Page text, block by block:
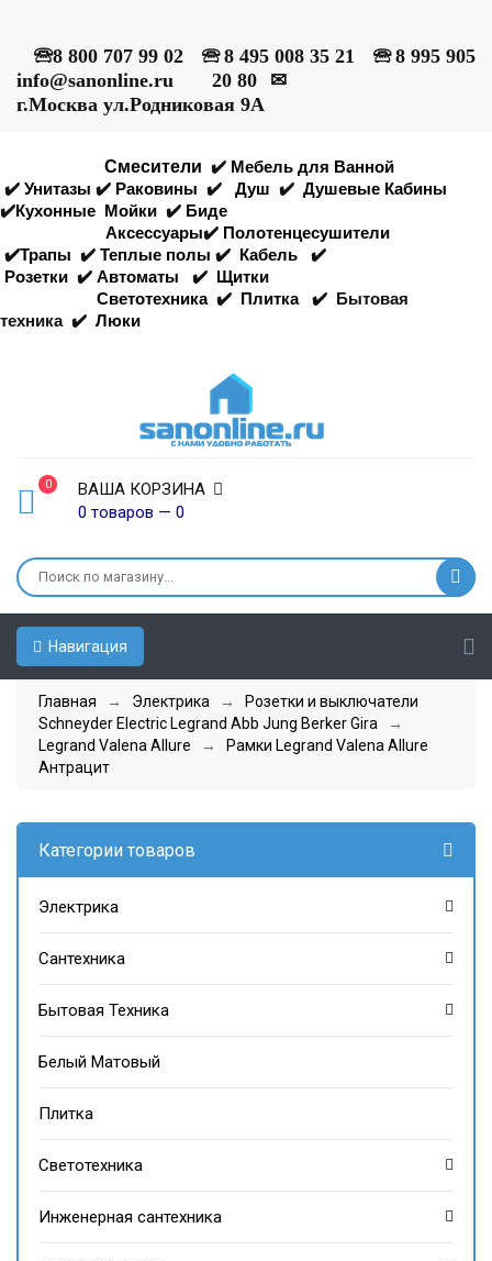
🕾8 800 707 99 02 🕾 8 495 008 35 21 🕾 8 995 905
20 80
✉
info@sanonline.ru
г.Москва ул.Родниковая 9А
Смесители ✔️ Мебель для Ванной
✔️ Унитазы ✔️ Раковины ✔️ Душ ✔️ Душевые Кабины
✔️Кухонные Мойки ✔️ Биде
Аксессуары✔️ Полотенцесушители
✔️Трапы ✔️ Теплые полы ✔️ Кабель
✔️
Розетки ✔️ Автоматы ✔️ Щитки
Светотехника ✔️ Плитка ✔️ Бытовая
техника ✔️ Люки
0
ВАША КОРЗИНА
0 товаров — 0
Навигация
Главная → Электрика →
Розетки и выключатели
Schneyder Electric Legrand Abb Jung Berker Gira
→
Legrand Valena Allure
→
Рамки Legrand Valena Allure
Антрацит
Категории товаров
Электрика
Сантехника
Бытовая Техника
Белый Матовый
Плитка
Светотехника
Инженерная сантехника